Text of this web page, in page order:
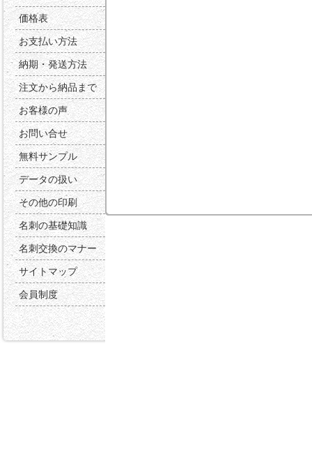
価格表
お支払い方法
納期・発送方法
注文から納品まで
お客様の声
お問い合せ
無料サンプル
データの扱い
その他の印刷
名刺の基礎知識
名刺交換のマナー
サイトマップ
会員制度